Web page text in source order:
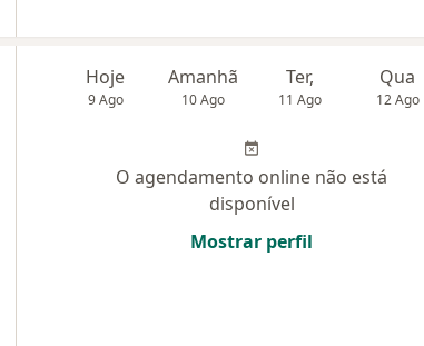
Hoje
9 Ago
Amanhã
10 Ago
Ter,
11 Ago
Qua
12 Ago
O agendamento online não está
disponível
Mostrar perfil